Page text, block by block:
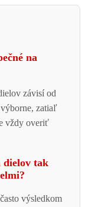
na
závisí od
zatiaľ
vždy overiť
dielov tak
výsledkom